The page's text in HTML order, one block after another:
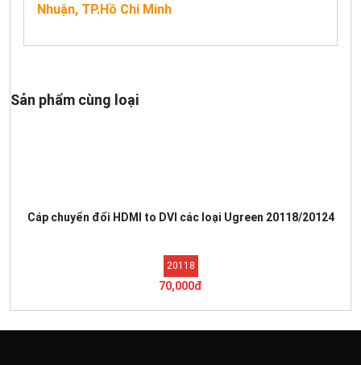
Nhuận, TP.Hồ Chí Minh
Sản phẩm cùng loại
Cáp chuyển đổi HDMI to DVI các loại Ugreen 20118/20124
20118
70,000đ